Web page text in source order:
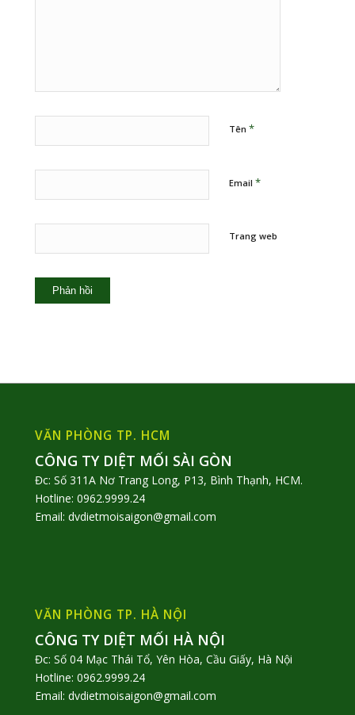
Tên *
Email *
Trang web
VĂN PHÒNG TP. HCM
CÔNG TY DIỆT MỐI SÀI GÒN
Đc: Số 311A Nơ Trang Long, P13, Bình Thạnh, HCM.
Hotline: 0962.9999.24
Email: dvdietmoisaigon@gmail.com
VĂN PHÒNG TP. HÀ NỘI
CÔNG TY DIỆT MỐI HÀ NỘI
Đc: Số 04 Mạc Thái Tổ, Yên Hòa, Cầu Giấy, Hà Nội
Hotline: 0962.9999.24
Email: dvdietmoisaigon@gmail.com